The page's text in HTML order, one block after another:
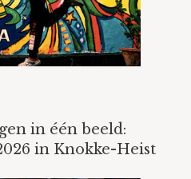
in één beeld:
in Knokke-Heist